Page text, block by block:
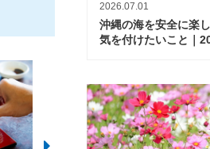
2026.07.01
沖縄の海を安全に楽
気を付けたいこと｜